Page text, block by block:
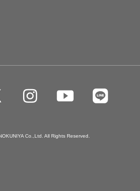
Co.,Ltd. All Rights Reserved.